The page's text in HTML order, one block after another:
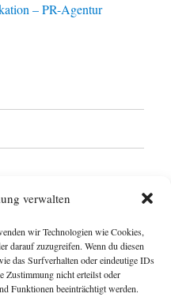
verwalten
wir Technologien wie Cookies,
darauf zuzugreifen. Wenn du diesen
das Surfverhalten oder eindeutige IDs
Zustimmung nicht erteilst oder
Funktionen beeinträchtigt werden.
– PR-Agentur